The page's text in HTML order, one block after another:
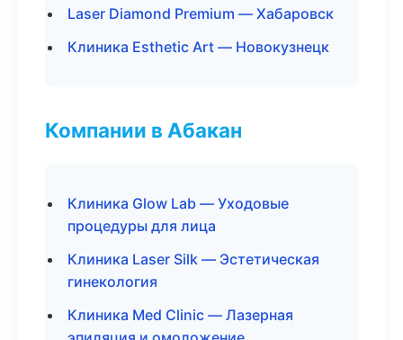
Laser Diamond Premium — Хабаровск
Клиника Esthetic Art — Новокузнецк
Компании в Абакан
Клиника Glow Lab — Уходовые
процедуры для лица
Клиника Laser Silk — Эстетическая
гинекология
Клиника Med Clinic — Лазерная